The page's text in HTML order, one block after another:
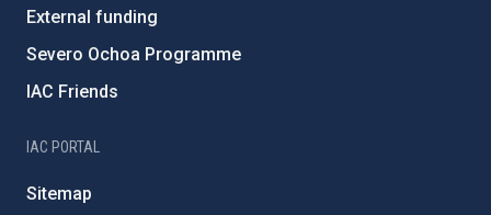
External funding
Severo Ochoa Programme
IAC Friends
IAC PORTAL
Sitemap